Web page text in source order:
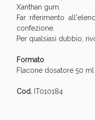
Xanthan gum.
Far riferimento
confezione.
Per qualsiasi dubbio,
Formato
Flacone dosatore 50 ml
Cod.IT010184